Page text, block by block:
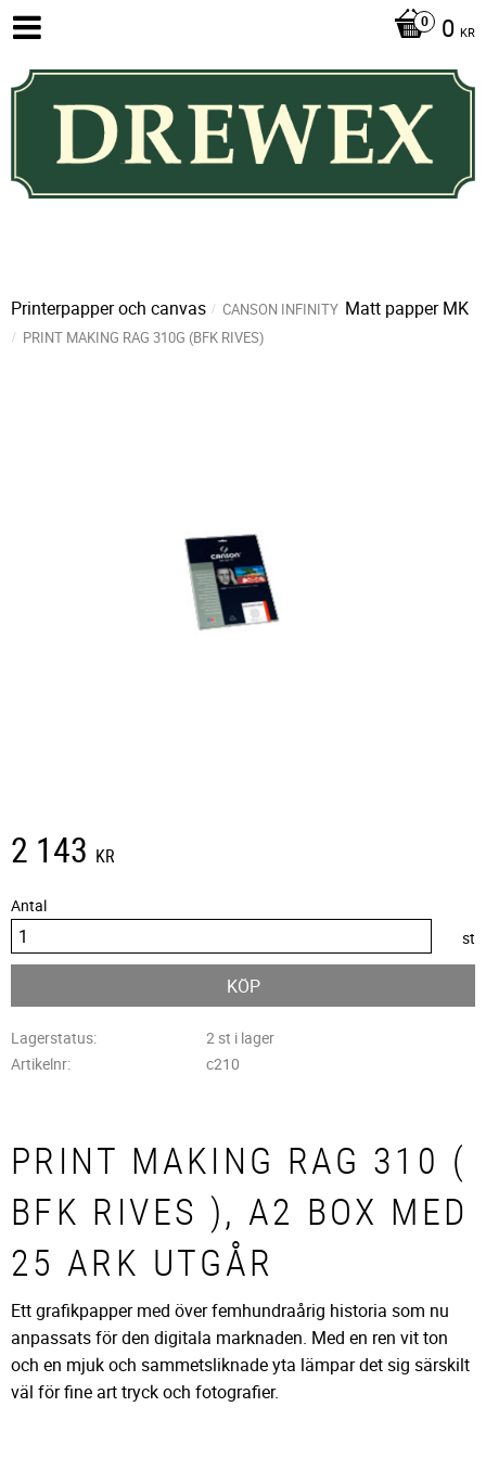
0 KR
Printerpapper och canvas CANSON INFINITY Matt papper MK
PRINT MAKING RAG 310G (BFK RIVES)
2 143 KR
Antal
st
KÖP
Lagerstatus
2 st i lager
Artikelnr
c210
PRINT MAKING RAG 310 (
BFK RIVES ), A2 BOX MED
25 ARK UTGÅR
Ett grafikpapper med över femhundraårig historia som nu
anpassats för den digitala marknaden. Med en ren vit ton
och en mjuk och sammetsliknade yta lämpar det sig särskilt
väl för fine art tryck och fotografier.